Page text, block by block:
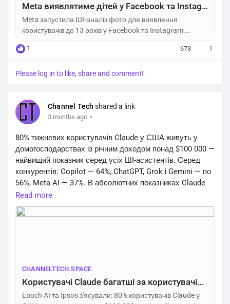
Meta виявлятиме дітей у Facebook та Instagram за допомогою ШІ – Channel Tech
Meta запустила ШІ-аналіз фото для виявлення
користувачів до 13 років у Facebook та Instagram.
Акаунти деактивуються; Teen Accounts розширюються
на ЄС і Бразилію.
1 673 1
Please log in to like, share and comment!
Channel Tech shared a link
3 months ago ·
80% тижневих користувачів Claude у США живуть у
домогосподарствах із річним доходом понад $100 000 —
найвищий показник серед усіх ШІ-асистентів. Серед
конкурентів: Copilot — 64%, ChatGPT, Grok і Gemini — по
56%, Meta AI — 37%. В абсолютних показниках Claude
охоплює лише 6% заможних користувачів, тоді як
ChatGPT — 37%. 44% заможних американців не
користуються ШІ-інструментами взагалі.
Read more
CHANNELTECH.SPACE
Користувачі Claude багатші за користувачів ChatGPT і Gemini — дослідження – Channel Tech
Epoch AI та Ipsos з'ясували: 80% користувачів Claude у